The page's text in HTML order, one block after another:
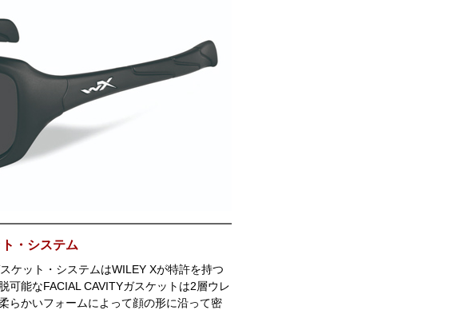
・システム
ケット・システムはWILEY Xが特許を持つ
可能なFACIAL CAVITYガスケットは2層ウレ
らかいフォームによって顔の形に沿って密